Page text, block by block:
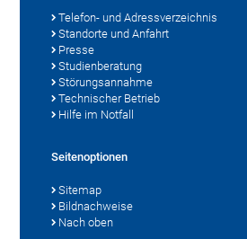
Telefon- und Adressverzeichnis
Standorte und Anfahrt
Presse
Studienberatung
Störungsannahme
Technischer Betrieb
Hilfe im Notfall
Seitenoptionen
Sitemap
Bildnachweise
Nach oben